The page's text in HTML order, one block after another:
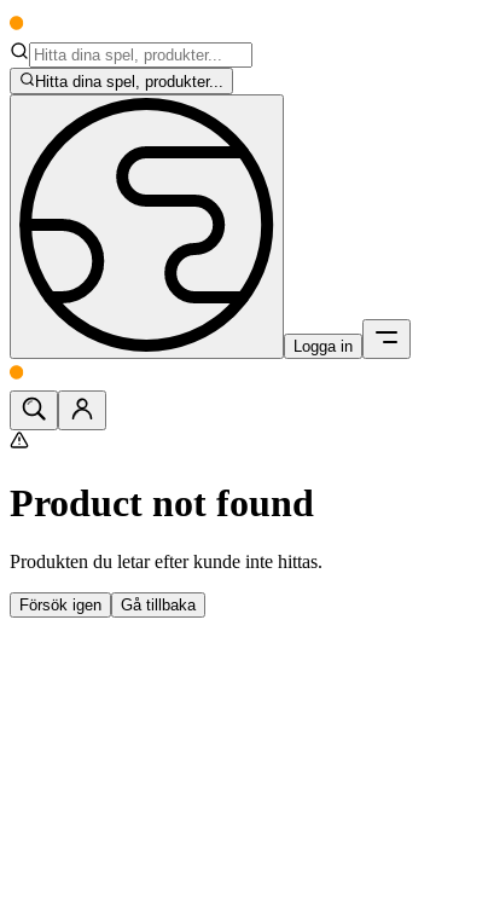
Hitta dina spel, produkter...
Logga in
Product not found
Produkten du letar efter kunde inte hittas.
Försök igen Gå tillbaka